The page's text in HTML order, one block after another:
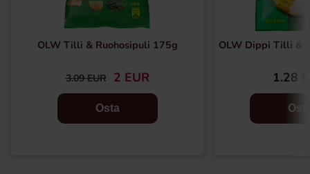
OLW Tilli & Ruohosipuli 175g
3.09 EUR 2 EUR
Osta
OLW Dippi Tilli &
1.28